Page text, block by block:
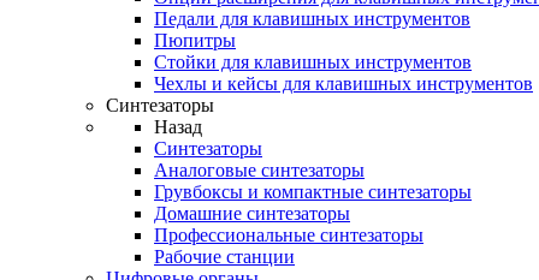
Педали для клавишных инструментов
Пюпитры
Стойки для клавишных инструментов
Чехлы и кейсы для клавишных инструментов
Синтезаторы
Назад
Синтезаторы
Аналоговые синтезаторы
Грувбоксы и компактные синтезаторы
Домашние синтезаторы
Профессиональные синтезаторы
Рабочие станции